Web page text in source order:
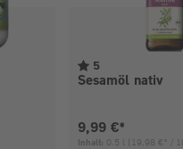
5
Sesamöl nativ
Aktueller Preis:
9,99 €*
Inhalt: 0.5 l (19,98 €* / 1l)